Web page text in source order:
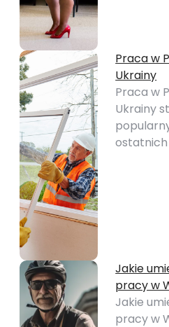
Praca w
Ukrainy
Praca w
Ukrainy
Jakie
pracy w
Jakie
pracy w